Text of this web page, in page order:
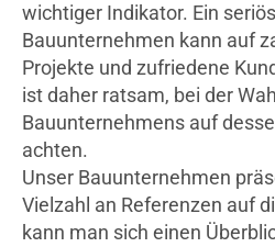
wichtiger Indikator. Ein
Bauunternehmen kann auf
Projekte und zufriedene
ist daher ratsam, bei der
Bauunternehmens auf
achten.
Unser Bauunternehmen
Vielzahl an Referenzen auf
kann man sich einen